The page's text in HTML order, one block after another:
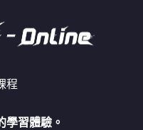
程
學習體驗。